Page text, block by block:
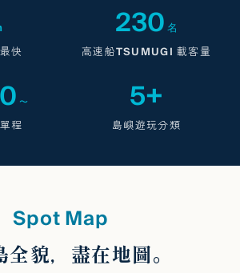
快
230名
高速船TSUMUGI 載客量
〜
程
5+
島嶼遊玩分類
Spot Map
貌，盡在地圖。